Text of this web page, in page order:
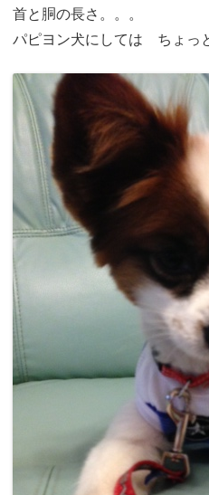
首と胴の長さ。。。
パピヨン犬にしては ちょっ